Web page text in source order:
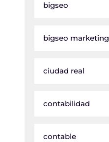
bigseo
bigseo marketing
ciudad real
contabilidad
contable